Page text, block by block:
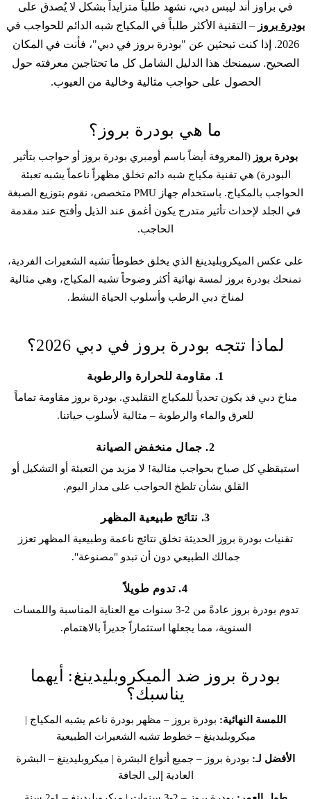
في براوز أند ليبس دبي، نشهد طلباً متزايداً بشكل لا يُصدق على
بودرة بروز – التقنية الأكثر طلباً في المكياج شبه الدائم للحواجب في
2026. إذا كنت تبحثين عن "بودرة بروز في دبي"، فأنت في المكان
الصحيح. سيمنحك هذا الدليل الشامل كل ما تحتاجين معرفته حول
الحصول على حواجب مثالية وخالية من العيوب.
ما هي بودرة بروز؟
بودرة بروز (المعروفة أيضاً باسم أومبري بودرة بروز أو حواجب بتأثير
البودرة) هي تقنية مكياج شبه دائم تخلق مظهراً ناعماً يشبه تعبئة
الحواجب بالمكياج. باستخدام جهاز PMU متخصص، نقوم بتوزيع الصبغة
في الجلد لإحداث تأثير متدرج يكون أغمق عند الذيل وأفتح عند مقدمة
الحاجب.
على عكس الميكروبلیدينغ الذي يخلق خطوطاً تشبه الشعيرات الفردية،
تمنحك بودرة بروز لمسة نهائية أكثر وضوحاً تشبه المكياج، وهي مثالية
لمناخ دبي الرطب وأسلوب الحياة النشط.
لماذا تتجه بودرة بروز في دبي 2026؟
1. مقاومة للحرارة والرطوبة
مناخ دبي قد يكون تحدياً للمكياج التقليدي. بودرة بروز مقاومة تماماً
للعرق والماء والرطوبة – مثالية لأسلوب حياتنا.
2. جمال منخفض الصيانة
استيقظي كل صباح بحواجب مثالية! لا مزيد من التعبئة أو التشكيل أو
القلق بشأن تلطخ الحواجب على مدار اليوم.
3. نتائج طبيعية المظهر
تقنيات بودرة بروز الحديثة تخلق نتائج ناعمة وطبيعية المظهر تعزز
جمالك الطبيعي دون أن تبدو "مصنوعة".
4. تدوم طويلاً
تدوم بودرة بروز عادةً من 2-3 سنوات مع العناية المناسبة واللمسات
السنوية، مما يجعلها استثماراً جديراً بالاهتمام.
بودرة بروز ضد الميكروبلیدينغ: أيهما
يناسبك؟
اللمسة النهائية: بودرة بروز – مظهر بودرة ناعم يشبه المكياج |
ميكروبلیدينغ – خطوط تشبه الشعيرات الطبيعية
الأفضل لـ: بودرة بروز – جميع أنواع البشرة | ميكروبلیدينغ – البشرة
العادية إلى الجافة